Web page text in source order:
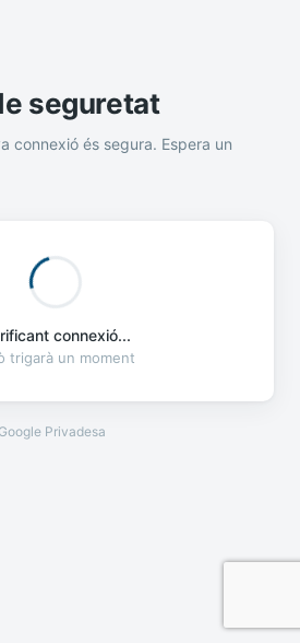
seguretat
connexió és segura. Espera un
connexió...
trigarà un moment
Privadesa